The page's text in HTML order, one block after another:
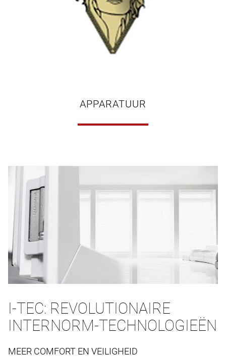
APPARATUUR
I-TEC: REVOLUTIONAIRE
INTERNORM-TECHNOLOGIEËN
MEER COMFORT EN VEILIGHEID